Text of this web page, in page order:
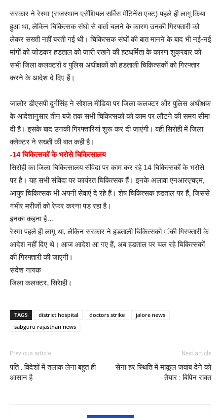
सरकार ने रेस्मा (राजस्थान एसेंशियल सर्विस मेंटिनेंस एक्ट) पहले ही लागू किया
हुआ था, लेकिन चिकित्सक संघो से वार्ता चलने के कारण उनकी गिरफ्तारी को
लेकर सख्ती नहीं बरती गई थी। चिकित्सक संघों की बात मानने के बाद भी नई-नई
मांगों को जोडकर हडताल को जारी रखने की हठधर्मिता के कारण शुक्रवार को
सभी जिला कलक्टरों व पुलिस अधीक्षकों को हडताली चिकित्सकों को गिरफ्तार
करने के आदेश दे दिए हैं।
जालोर डीएसपी दुर्गसिंह ने सोशल मीडिया पर जिला कलक्टर और पुलिस अधीक्षक
के आदेशानुसार तीन बजे तक सभी चिकित्सकों को काम पर लौटने की समय सीमा
दी है। इसके बाद उनकी गिरफ्तारियां शुरू कर दी जाएंगी। वहीं सिरोही में जिला
क्लेक्टर ने सख्ती की बात कही है।
-14 चिकित्सकों के भरोसे चिकित्सालय
सिरोही का जिला चिकित्सालय संविदा पर काम कर रहे 14 चिकित्सकों के भरोसे
पर है। यह सभी संविदा पर कार्यरत चिकित्सक हैं। इनके अलावा एनआरएचएम,
आयुष चिकित्सक भी अपनी सेवाएं दे रहे हैं। शेष चिकित्सक हडताल पर हैं, जिससे
गंभीर मरीजों को रेफर करना पड रहा है।
इनका कहना है…
रेस्मा पहले ही लागू था, लेकिन सरकार ने हडताली चिकित्सको ंकी गिरफ्तारी के
आदेश नहीं दिए थे। आज आदेश आ गए हैं, अब हडताल पर चल रहे चिकित्सकों
की गिरफ्तारी की जाएगी।
संदेश नायक
जिला कलक्टर, सिरेाही।
TAGS district hospital doctors strike
jalore news
sabguru rajasthan news
Previous article
पति : विदेशों में तलाक लेना बहुत ही
आसान है
Next article
सेना हर स्थिति में माकूल जवाब देने को
तैयार : बिपिन रावत